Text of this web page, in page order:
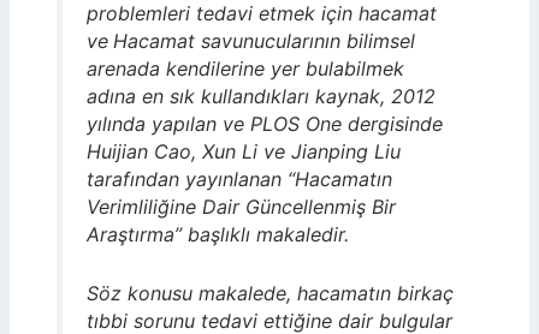
problemleri tedavi etmek için hacamat
ve Hacamat savunucularının bilimsel
arenada kendilerine yer bulabilmek
adına en sık kullandıkları kaynak, 2012
yılında yapılan ve PLOS One dergisinde
Huijian Cao, Xun Li ve Jianping Liu
tarafından yayınlanan “Hacamatın
Verimliliğine Dair Güncellenmiş Bir
Araştırma” başlıklı makaledir.
Söz konusu makalede, hacamatın birkaç
tıbbi sorunu tedavi ettiğine dair bulgular